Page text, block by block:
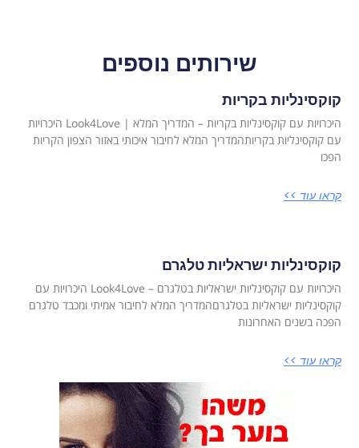
שירותים נוספים
קוקסינליות בקריות
היכרויות עם קוקסינליות בקריות – המדריך המלא | Look4Love היכרויות
עם קוקסינליות בקריותהמדריך המלא לחיבור איכותי באזור הצפון הקריות
הפכו
קראו עוד >>
קוקסינליות ישראליות טלגרם
היכרויות עם קוקסינליות ישראליות בטלגרם – Look4Love היכרויות עם
קוקסינליות ישראליות בטלגרםהמדריך המלא לחיבור אמיתי ומכבד טלגרם
הפכה בשנים האחרונות
קראו עוד >>